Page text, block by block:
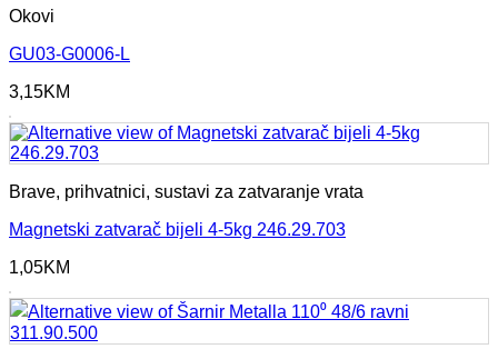
Okovi
GU03-G0006-L
3,15KM
Brave, prihvatnici, sustavi za zatvaranje vrata
Magnetski zatvarač bijeli 4-5kg 246.29.703
1,05KM